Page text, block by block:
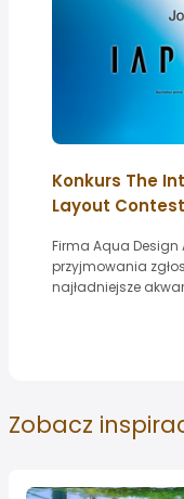
Konkurs The
Layout
Firma Aqua Design
przyjmowania
najładniejsze
Zobacz